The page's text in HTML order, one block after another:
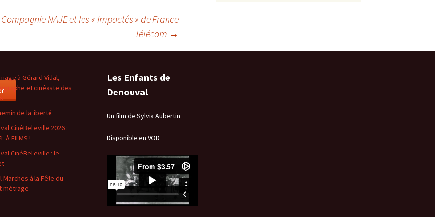
NAJE et les « Impactés » de France
Télécom →
à Gérard Vidal,
et cinéaste des
de la liberté
CinéBelleville 2026 :
À FILMS !
CinéBelleville : le
Marches à la Fête du
métrage
Les Enfants de
Denouval
Un film de Sylvia Aubertin
Disponible en VOD